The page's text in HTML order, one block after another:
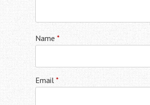
Name *
Email *